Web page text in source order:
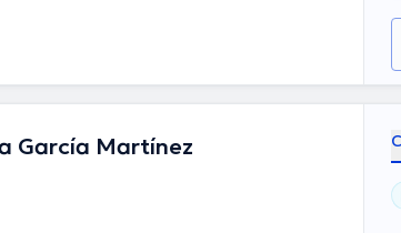
García Martínez